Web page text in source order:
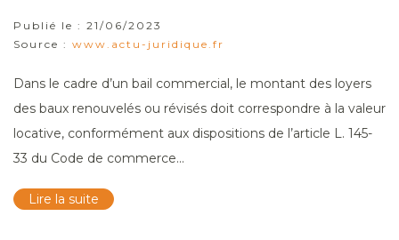
Publié le : 21/06/2023
Source : www.actu-juridique.fr
Dans le cadre d’un bail commercial, le montant des loyers
des baux renouvelés ou révisés doit correspondre à la valeur
locative, conformément aux dispositions de l’article L. 145-
33 du Code de commerce...
Lire la suite